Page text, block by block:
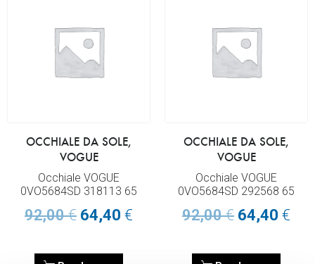
OCCHIALE DA SOLE,
VOGUE
Occhiale VOGUE
0VO5684SD 318113 65
92,00€ 64,40 €
OCCHIALE DA SOLE,
VOGUE
Occhiale VOGUE
0VO5684SD 292568 65
92,00€ 64,40 €